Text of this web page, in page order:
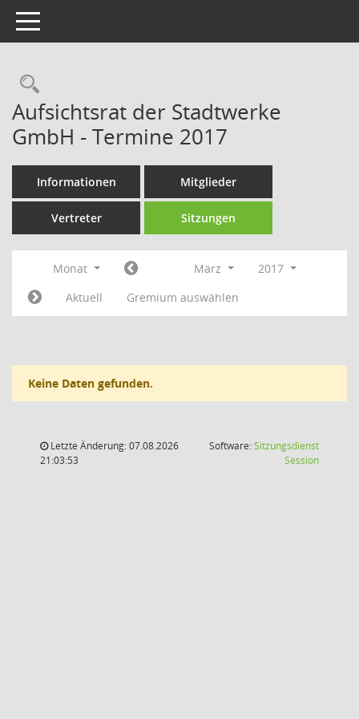
Toggle navigation
Rechercheauswahl
Aufsichtsrat der Stadtwerke
GmbH - Termine 2017
Informationen Mitglieder
Vertreter Sitzungen
Monat März
2017
Aktuell
Gremium auswählen
Keine Daten gefunden.
Letzte Änderung: 07.08.2026
21:03:53
Software:Sitzungsdienst
Session(Wird in